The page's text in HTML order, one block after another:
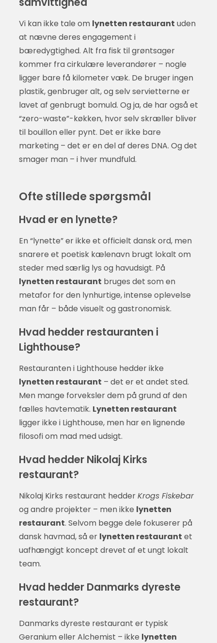
Vi kan ikke tale om lynetten restaurant uden
at nævne deres engagement i
bæredygtighed. Alt fra fisk til grøntsager
kommer fra cirkulære leverandører – nogle
ligger bare få kilometer væk. De bruger ingen
plastik, genbruger alt, og selv servietterne er
lavet af genbrugt bomuld. Og ja, de har også et
“zero-waste”-køkken, hvor selv skræller bliver
til bouillon eller pynt. Det er ikke bare
marketing – det er en del af deres DNA. Og det
smager man – i hver mundfuld.
Ofte stillede spørgsmål
Hvad er en lynette?
En “lynette” er ikke et officielt dansk ord, men
snarere et poetisk kælenavn brugt lokalt om
steder med særlig lys og havudsigt. På
lynetten restaurant bruges det som en
metafor for den lynhurtige, intense oplevelse
man får – både visuelt og gastronomisk.
Hvad hedder restauranten i
Lighthouse?
Restauranten i Lighthouse hedder ikke
lynetten restaurant – det er et andet sted.
Men mange forveksler dem på grund af den
fælles havtematik. Lynetten restaurant
ligger ikke i Lighthouse, men har en lignende
filosofi om mad med udsigt.
Hvad hedder Nikolaj Kirks
restaurant?
Nikolaj Kirks restaurant hedderKrogs Fiskebar
og andre projekter – men ikke lynetten
restaurant. Selvom begge dele fokuserer på
dansk havmad, så er lynetten restaurant et
uafhængigt koncept drevet af et ungt lokalt
team.
Hvad hedder Danmarks dyreste
restaurant?
Danmarks dyreste restaurant er typisk
Geranium eller Alchemist – ikke lynetten